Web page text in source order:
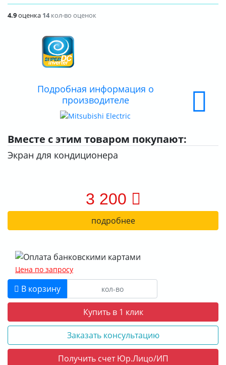
ДОСТАВКА
4.9оценка 14кол-во оценок
Подробная информация о
производителе
Вместе с этим товаром покупают:
Экран для кондиционера
3 200
подробнее
Цена по запросу
В корзину
Купить в 1 клик
Заказать консультацию
Получить счет Юр.Лицо/ИП